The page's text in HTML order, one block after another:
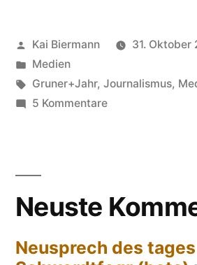
Veröffentlicht
von
Kai Biermann
31. Oktober
Veröffentlicht
in
Medien
Schlagwörter:
Gruner+Jahr, Journalismus,
5 Kommentarezu
Neuste
Neusprech des tages |